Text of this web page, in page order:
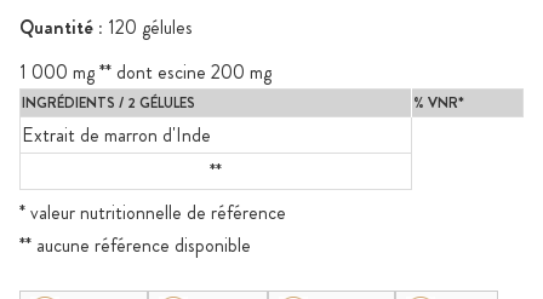
Quantité : 120 gélules
1 000 mg ** dont escine 200 mg
INGRÉDIENTS / 2 GÉLULES % VNR*
Extrait de marron d'Inde
**
* valeur nutritionnelle de référence
** aucune référence disponible